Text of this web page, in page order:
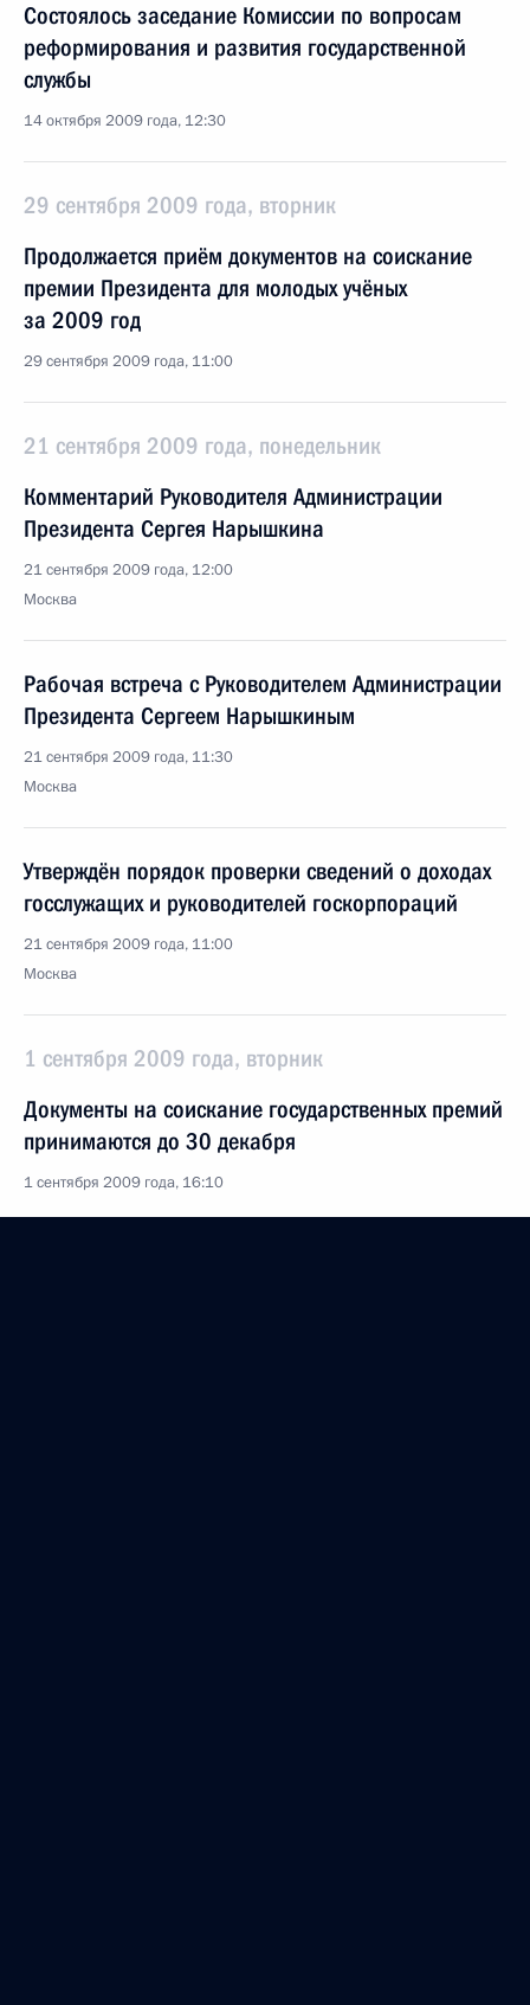
Состоялось заседание Комиссии по вопросам
реформирования и развития государственной
службы
14 октября 2009 года, 12:30
29 сентября 2009 года, вторник
Продолжается приём документов на соискание
премии Президента для молодых учёных
за 2009 год
29 сентября 2009 года, 11:00
21 сентября 2009 года, понедельник
Комментарий Руководителя Администрации
Президента Сергея Нарышкина
21 сентября 2009 года, 12:00
Москва
Рабочая встреча с Руководителем Администрации
Президента Сергеем Нарышкиным
21 сентября 2009 года, 11:30
Москва
Утверждён порядок проверки сведений о доходах
госслужащих и руководителей госкорпораций
21 сентября 2009 года, 11:00
Москва
1 сентября 2009 года, вторник
Документы на соискание государственных премий
принимаются до 30 декабря
1 сентября 2009 года, 16:10